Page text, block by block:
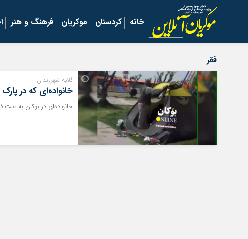
خانه کردستان موکریان فرهنگ و هنر
فقر
گلایه شهروندان:
خانواده‌‌ای که در
خانواده‌‌ای در بوکان به